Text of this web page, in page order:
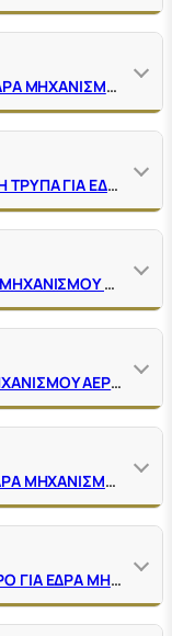
ΛΑΣΤΙΧΟ ΤΥΠΟΥ IDEAL 2017 ΓΙΑ ΕΔΡΑ ΜΗΧΑΝΙΣΜΟΥ
ΛΑΣΤΙΧΟ ΤΥΠΟΥ ΑΛΦΑ ΜΕ ΜΕΓΑΛΗ ΤΡΥΠΑ ΓΙΑ ΕΔΡΑ ΜΗΧΑΝΙΣΜΟΥ
ΛΑΣΤΙΧΟ ΤΥΠΟΥ VΙΤRUVΙΤ ΕΔΡΑΣ ΜΗΧΑΝΙΣΜΟΥ ΚΑΖΑΝΑΚΙΟΥ
ΛΑΣΤΙΧΟ ΒΑΣΗΣ ΚΟΥΜΠΩΤΟΥ ΜΗΧΑΝΙΣΜΟΥ ΑΕΡΟΣ ΓΙΑ IDEAL STANDARD
ΛΑΣΤΙΧΟ ΤΥΠΟΥ IDEAL ΝΕΟ ΓΙΑ ΕΔΡΑ ΜΗΧΑΝΙΣΜΟΥ
ΛΑΣΤΙΧΟ ΤΥΠΟΥ LAMAPLAST ΜΙΚΡΟ ΓΙΑ ΕΔΡΑ ΜΗΧΑΝΙΣΜΟΥ